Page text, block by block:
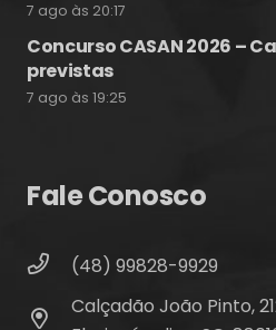
7 ago às 20:17
Concurso CASAN 2026 –
previstas
7 ago às 19:25
Fale Conosco
(48) 99828-9929
Calçadão João Pinto,